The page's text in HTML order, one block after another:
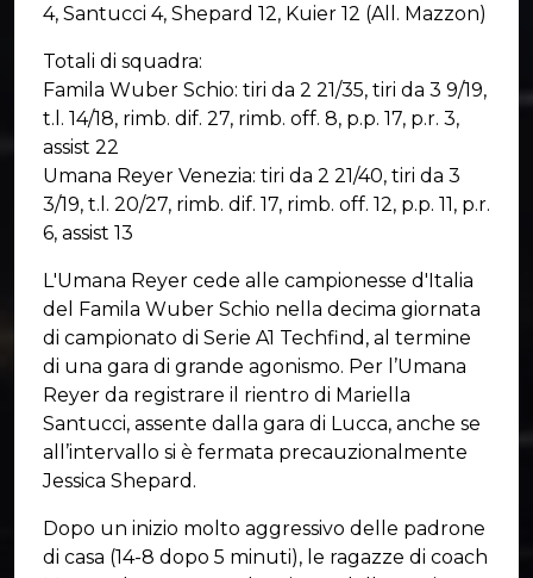
4, Santucci 4, Shepard 12, Kuier 12 (All. Mazzon)
Totali di squadra:
Famila Wuber Schio: tiri da 2 21/35, tiri da 3 9/19,
t.l. 14/18, rimb. dif. 27, rimb. off. 8, p.p. 17, p.r. 3,
assist 22
Umana Reyer Venezia: tiri da 2 21/40, tiri da 3
3/19, t.l. 20/27, rimb. dif. 17, rimb. off. 12, p.p. 11, p.r.
6, assist 13
L'Umana Reyer cede alle campionesse d'Italia
del Famila Wuber Schio nella decima giornata
di campionato di Serie A1 Techfind, al termine
di una gara di grande agonismo. Per l’Umana
Reyer da registrare il rientro di Mariella
Santucci, assente dalla gara di Lucca, anche se
all’intervallo si è fermata precauzionalmente
Jessica Shepard.
Dopo un inizio molto aggressivo delle padrone
di casa (14-8 dopo 5 minuti), le ragazze di coach